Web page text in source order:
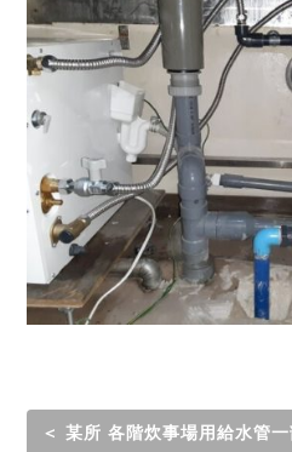
＜ 某所 各階炊事場用給水管